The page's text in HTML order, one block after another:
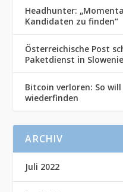
Headhunter:
Kandidaten zu finden“
Österreichische Post
Paketdienst in
Bitcoin verloren: So
wiederfinden
ARCHIV
Juli 2022